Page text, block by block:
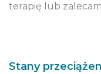
terapię lub
Stany